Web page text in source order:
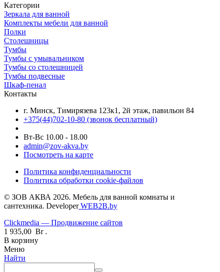
Категории
Зеркала для ванной
Комплекты мебели для ванной
Полки
Столешницы
Тумбы
Тумбы с умывальником
Тумбы со столешницей
Тумбы подвесные
Шкаф-пенал
Контакты
г. Минск, Тимирязева 123к1, 2й этаж, павильон 84
+375(44)702-10-80 (звонок бесплатный)
Вт-Вс 10.00 - 18.00
admin@zov-akva.by
Посмотреть на карте
Политика конфиденциальности
Политика обработки cookie-файлов
© ЗОВ АКВА 2026. Мебель для ванной комнаты и
сантехника. DeveloperWEB2B.by
Clickmedia — Продвижение сайтов
1 935,00 Br .
В корзину
Меню
Найти